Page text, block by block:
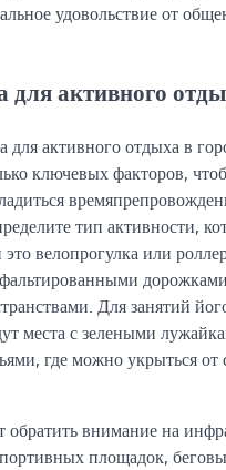
удовольствие от
активного
для активного отдыха в
ключевых факторов,
тип активности,
велопрогулка или
Для занятий
места с зелеными
где можно укрыться от
обратить внимание на
площадок,